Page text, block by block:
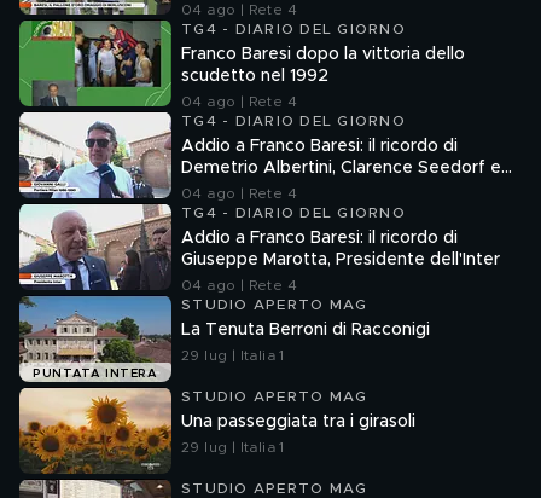
04 ago | Rete 4
TG4 - DIARIO DEL GIORNO
Franco Baresi dopo la vittoria dello
scudetto nel 1992
04 ago | Rete 4
TG4 - DIARIO DEL GIORNO
Addio a Franco Baresi: il ricordo di
Demetrio Albertini, Clarence Seedorf e
Giovanni Galli
04 ago | Rete 4
TG4 - DIARIO DEL GIORNO
Addio a Franco Baresi: il ricordo di
Giuseppe Marotta, Presidente dell'Inter
04 ago | Rete 4
PUNTATA INTERA
STUDIO APERTO MAG
La Tenuta Berroni di Racconigi
29 lug | Italia 1
STUDIO APERTO MAG
Una passeggiata tra i girasoli
29 lug | Italia 1
STUDIO APERTO MAG